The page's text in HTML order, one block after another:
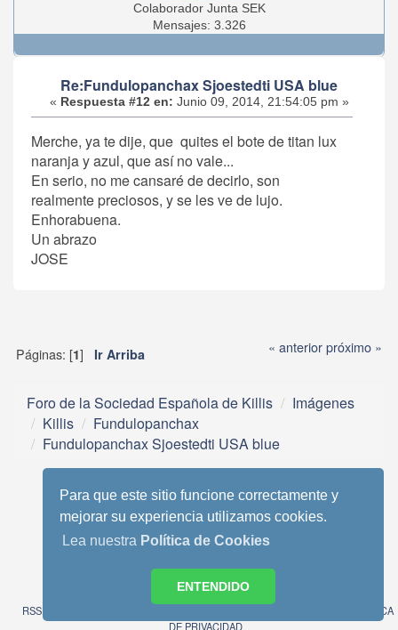
Para que este sitio funcione correctamente y
mejorar su experiencia utilizamos cookies.
Lea nuestra Política de Cookies
ENTENDIDO
Colaborador Junta SEK
Mensajes: 3.326
Re:Fundulopanchax Sjoestedti USA blue
« Respuesta #12 en: Junio 09, 2014, 21:54:05 pm »
Merche, ya te dije, que quites el bote de titan lux
naranja y azul, que así no vale...
En serio, no me cansaré de decirlo, son
realmente preciosos, y se les ve de lujo.
Enhorabuena.
Un abrazo
JOSE
Páginas: [1] Ir Arriba « anteriorpróximo »
Foro de la Sociedad Española de Killis
Imágenes
Killis
Fundulopanchax
Fundulopanchax Sjoestedti USA blue
SimplePortal 2.3.6 © 2008-2014, SimplePortal
RSS
POLITICA
DE PRIVACIDAD